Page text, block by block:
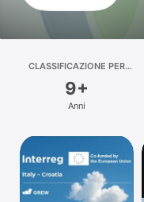
Arcade
Piattaforma
iPad
Mac
Watch
CLASSIFICAZIONE PER
9+
Anni